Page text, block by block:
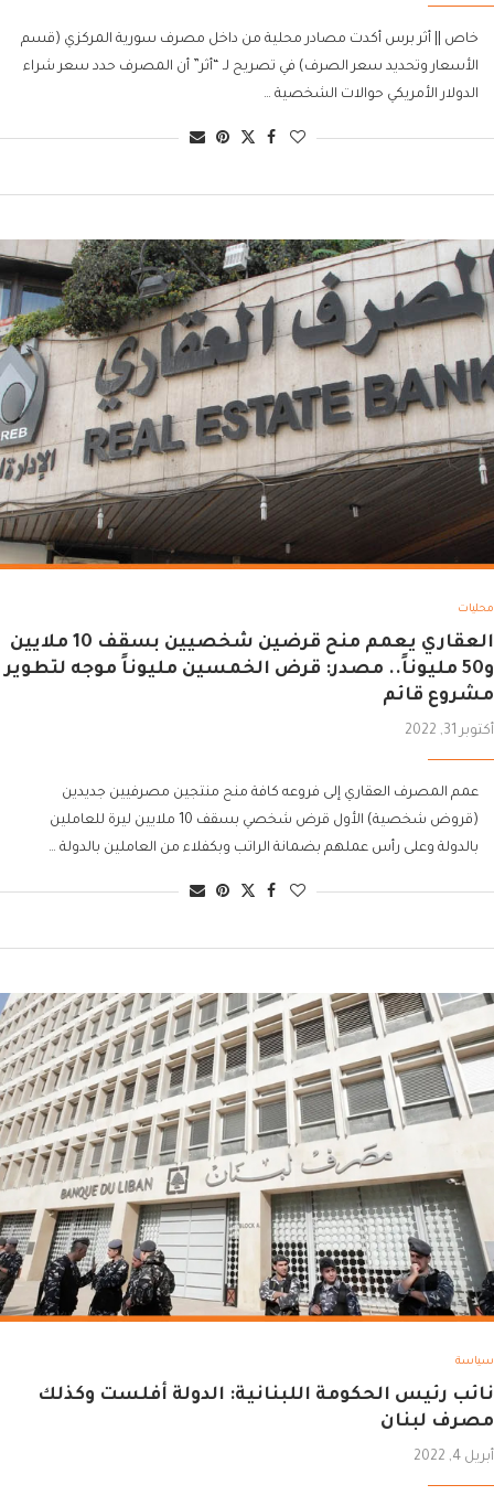
خاص || أثر برس أكدت مصادر محلية من داخل مصرف سورية المركزي (قسم
الأسعار وتحديد سعر الصرف) في تصريح لـ “أثر” أن المصرف حدد سعر شراء
الدولار الأمريكي حوالات الشخصية …
محليات
العقاري يعمم منح قرضين شخصيين بسقف 10 ملايين
و50 مليوناً.. مصدر: قرض الخمسين مليوناً موجه لتطوير
مشروع قائم
أكتوبر 31, 2022
عمم المصرف العقاري إلى فروعه كافة منح منتجين مصرفيين جديدين
(قروض شخصية) الأول قرض شخصي بسقف 10 ملايين ليرة للعاملين
بالدولة وعلى رأس عملهم بضمانة الراتب وبكفلاء من العاملين بالدولة …
سياسة
نائب رئيس الحكومة اللبنانية: الدولة أفلست وكذلك
مصرف لبنان
أبريل 4, 2022